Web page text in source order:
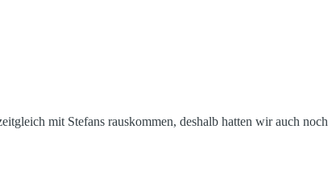
mit Stefans rauskommen, deshalb hatten wir auch noch